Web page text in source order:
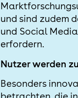
und sind zudem
und Social
erfordern.
Nutzer werden
Besonders